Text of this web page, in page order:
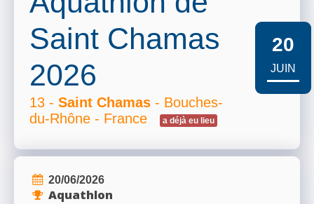
Saint Chamas
2026
13 - Saint Chamas - Bouches-
du-Rhône - France
a déjà eu lieu
20
JUIN
20/06/2026
Aquathlon